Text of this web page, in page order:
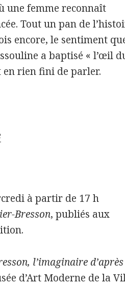
une femme reconnaît
Tout un pan de
encore, le sentiment
a baptisé « l’œil
en rien fini de parler.
à partir de 17 h
Bresson, publiés aux
l’imaginaire d’après
d’Art Moderne de la